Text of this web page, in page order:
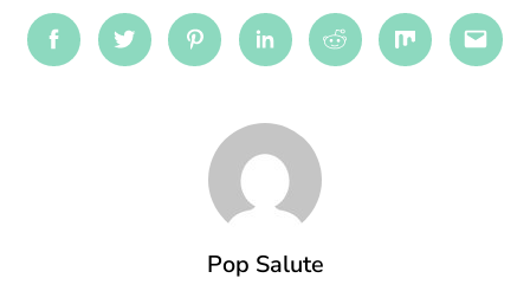
FacebookTwitterPinterestLinkedinRedditMix
Pop Salute